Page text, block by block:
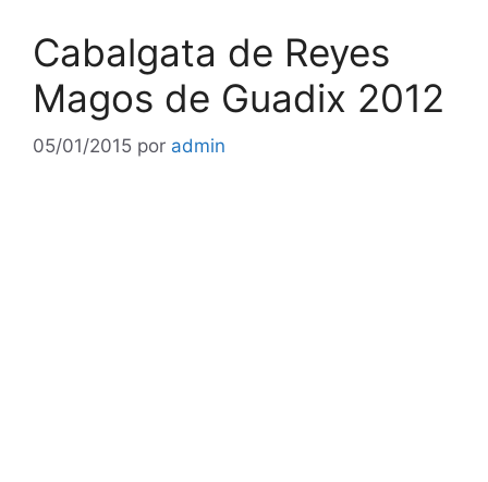
Cabalgata de Reyes
Magos de Guadix 2012
05/01/2015 por admin